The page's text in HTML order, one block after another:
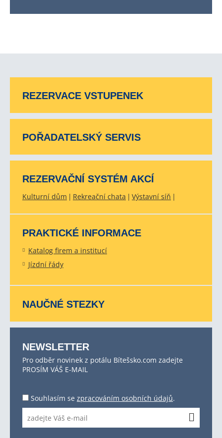
REZERVACE VSTUPENEK
POŘADATELSKÝ SERVIS
REZERVAČNÍ SYSTÉM AKCÍ
Kulturní dům Rekreační chata Výstavní síň
PRAKTICKÉ INFORMACE
Katalog firem a institucí
Jízdní řády
NAUČNÉ STEZKY
NEWSLETTER
Pro odběr novinek z potálu Bítešsko.com zadejte
PROSÍM VÁŠ E-MAIL
Souhlasím se zpracováním osobních údajů.